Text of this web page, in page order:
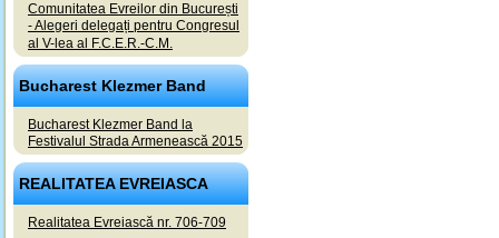
Comunitatea Evreilor din București
- Alegeri delegați pentru Congresul
al V-lea al F.C.E.R.-C.M.
Bucharest Klezmer Band
Bucharest Klezmer Band la
Festivalul Strada Armenească 2015
REALITATEA EVREIASCA
Realitatea Evreiască nr. 706-709